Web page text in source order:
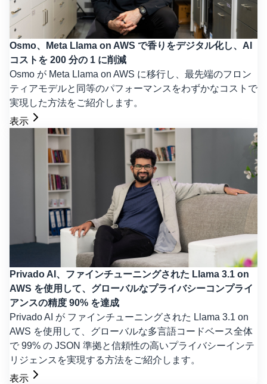
Osmo、Meta Llama on AWS で香りをデジタル化し、AI
コストを 200 分の 1 に削減
Osmo が Meta Llama on AWS に移行し、最先端のフロン
ティアモデルと同等のパフォーマンスをわずかなコストで
実現した方法をご紹介します。
表示
Privado AI、ファインチューニングされた Llama 3.1 on
AWS を使用して、グローバルなプライバシーコンプライ
アンスの精度 90% を達成
Privado AI が ファインチューニングされた Llama 3.1 on
AWS を使用して、グローバルな多言語コードベース全体
で 99% の JSON 準拠と信頼性の高いプライバシーインテ
リジェンスを実現する方法をご紹介します。
表示